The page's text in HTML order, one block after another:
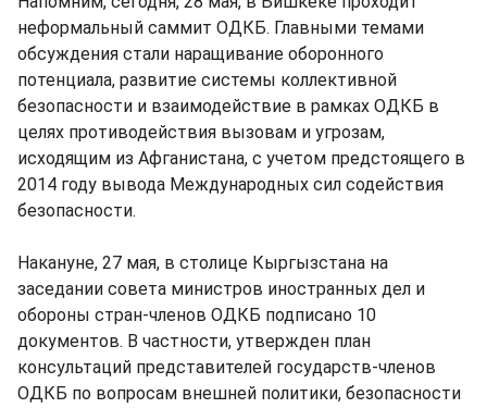
неформальный саммит ОДКБ. Главными темами
обсуждения стали наращивание оборонного
потенциала, развитие системы коллективной
безопасности и взаимодействие в рамках ОДКБ в
целях противодействия вызовам и угрозам,
исходящим из Афганистана, с учетом предстоящего в
2014 году вывода Международных сил содействия
безопасности.
Накануне, 27 мая, в столице Кыргызстана на
заседании совета министров иностранных дел и
обороны стран-членов ОДКБ подписано 10
документов. В частности, утвержден план
консультаций представителей государств-членов
ОДКБ по вопросам внешней политики, безопасности